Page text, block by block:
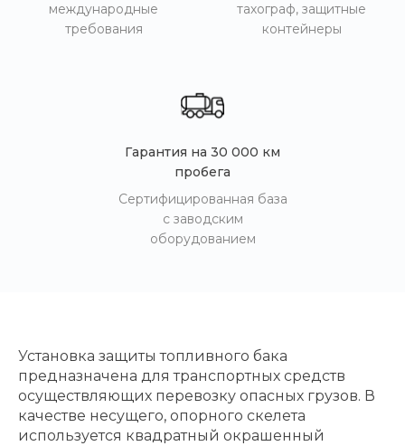
международные
требования
тахограф, защитные
контейнеры
Гарантия на 30 000 км
пробега
Сертифицированная база
с заводским
оборудованием
Установка защиты топливного бака
предназначена для транспортных средств
осуществляющих перевозку опасных грузов. В
качестве несущего, опорного скелета
используется квадратный окрашенный